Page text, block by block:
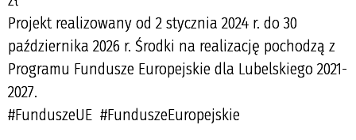
Projekt realizowany od 2 stycznia 2024 r. do 30
października 2026 r. Środki na realizację pochodzą z
Programu Fundusze Europejskie dla Lubelskiego 2021-
2027.
#FunduszeUE #FunduszeEuropejskie